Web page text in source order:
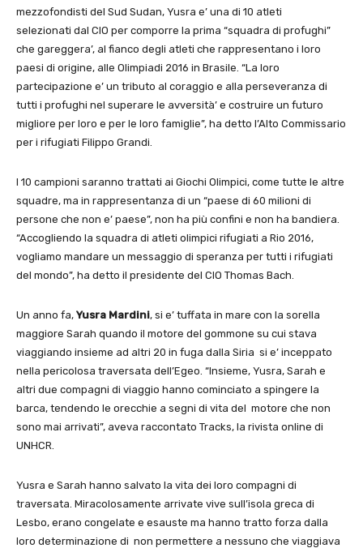
mezzofondisti del Sud Sudan, Yusra e’ una di 10 atleti
selezionati dal CIO per comporre la prima “squadra di profughi”
che gareggera’, al fianco degli atleti che rappresentano i loro
paesi di origine, alle Olimpiadi 2016 in Brasile. “La loro
partecipazione e’ un tributo al coraggio e alla perseveranza di
tutti i profughi nel superare le avversità’ e costruire un futuro
migliore per loro e per le loro famiglie”, ha detto l’Alto Commissario
per i rifugiati Filippo Grandi.
I 10 campioni saranno trattati ai Giochi Olimpici, come tutte le altre
squadre, ma in rappresentanza di un “paese di 60 milioni di
persone che non e’ paese”, non ha più confini e non ha bandiera.
“Accogliendo la squadra di atleti olimpici rifugiati a Rio 2016,
vogliamo mandare un messaggio di speranza per tutti i rifugiati
del mondo”, ha detto il presidente del CIO Thomas Bach.
Un anno fa, Yusra Mardini, si e’ tuffata in mare con la sorella
maggiore Sarah quando il motore del gommone su cui stava
viaggiando insieme ad altri 20 in fuga dalla Siria si e’ inceppato
nella pericolosa traversata dell’Egeo. “Insieme, Yusra, Sarah e
altri due compagni di viaggio hanno cominciato a spingere la
barca, tendendo le orecchie a segni di vita del motore che non
sono mai arrivati”, aveva raccontato Tracks, la rivista online di
UNHCR.
Yusra e Sarah hanno salvato la vita dei loro compagni di
traversata. Miracolosamente arrivate vive sull’isola greca di
Lesbo, erano congelate e esauste ma hanno tratto forza dalla
loro determinazione di non permettere a nessuno che viaggiava